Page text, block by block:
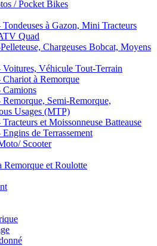
/ Pocket Bikes
à Gazon, Mini Tracteurs
Quad
Chargeuses Bobcat, Moyens
Voitures, Véhicule Tout-Terrain
Chariot à Remorque
Camions
Semi-Remorque,
Usages (MTP)
et Moissonneuse Batteause
de Terrassement
Scooter
Remorque et Roulotte